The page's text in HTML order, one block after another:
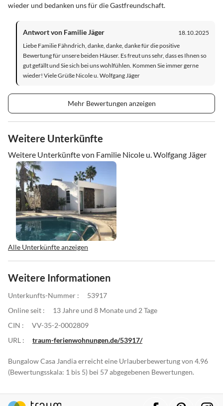
wieder und bedanken uns für die Gastfreundschaft.
Antwort von Familie Jäger
18.10.2025
Liebe Familie Fähndrich, danke, danke, danke für die positive
Bewertung für unsere beiden Häuser. Es freut uns sehr, dass es Ihnen so
gut gefällt und Sie sich bei uns wohlfühlen. Kommen Sie immer gerne
wieder! Viele Grüße Nicole u. Wolfgang Jäger
Mehr Bewertungen anzeigen
Weitere Unterkünfte
Weitere Unterkünfte von Familie Nicole u. Wolfgang Jäger
Alle Unterkünfte anzeigen
Weitere Informationen
Unterkunfts-Nummer :
53917
Online seit :
13 Jahre und 8 Monate und 2 Tage
CIN :
VV-35-2-0002809
URL :
traum-ferienwohnungen.de/53917/
Bungalow Casa Jandia erreicht eine Urlauberbewertung von 4.96
(Bewertungsskala: 1 bis 5) bei 57 abgegebenen Bewertungen.